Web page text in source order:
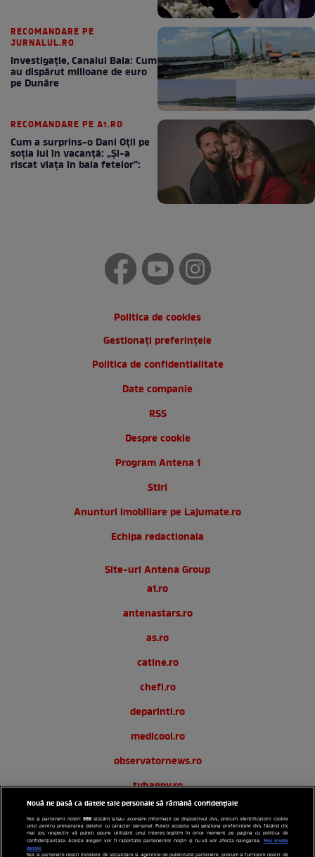
RECOMANDARE PE
JURNALUL.RO
Investigație, Canalul Bala: Cum
au dispărut milioane de euro
pe Dunăre
RECOMANDARE PE A1.RO
Cum a surprins-o Dani Oțil pe
soția lui în vacanță: „Și-a
riscat viața în baia fetelor”:
Politica de cookies
Gestionați preferințele
Politica de confidentialitate
Date companie
RSS
Despre cookie
Program Antena 1
Stiri
Anunturi imobiliare pe Lajumate.ro
Echipa redactionala
Site-uri Antena Group
a1.ro
antenastars.ro
as.ro
catine.ro
chefi.ro
deparinti.ro
medicool.ro
observatornews.ro
tvhappy.ro
useit.ro
zutv.ro
Nouă ne pasă ca datele tale personale să rămână confidențiale
Noi și partenerii noștri589 stocăm și/sau accesăm informații pe dispozitivul dvs., precum identificatorii cookie
unici pentru prelucrarea datelor cu caracter personal. Puteți accepta sau gestiona preferințele dvs. făcând clic
mai jos, respectiv vă puteți opune utilizării unui interes legitim în orice moment pe pagina cu politica de
confidențialitate. Aceste alegeri vor fi raportate partenerilor noștri și nu vă vor afecta navigarea. Mai multe
detalii
Noi si partenerii nostri (retelele de socializare si agentiile de publicitate partenere, precum si furnizorii nostri de